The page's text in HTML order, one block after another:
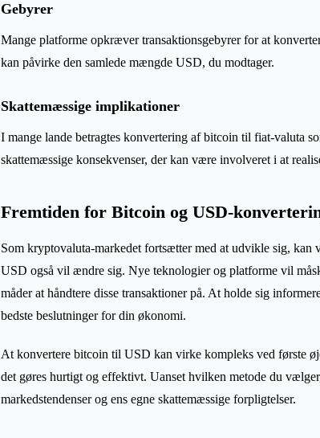
Gebyrer
Mange platforme opkræver transaktionsgebyrer for at
kan påvirke den samlede mængde USD, du modtager.
Skattemæssige implikationer
I mange lande betragtes konvertering af bitcoin til fiat-valuta
skattemæssige konsekvenser, der kan være involveret i at
Fremtiden for Bitcoin og USD-
Som kryptovaluta-markedet fortsætter med at udvikle sig, kan
USD også vil ændre sig. Nye teknologier og platforme vil
måder at håndtere disse transaktioner på. At holde sig
bedste beslutninger for din økonomi.
At konvertere bitcoin til USD kan virke kompleks ved første
det gøres hurtigt og effektivt. Uanset hvilken metode du
markedstendenser og ens egne skattemæssige forpligtelser.